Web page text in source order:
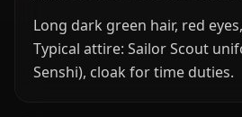
Long dark green hair, red
Typical attire: Sailor Scout
Senshi), cloak for time duties.